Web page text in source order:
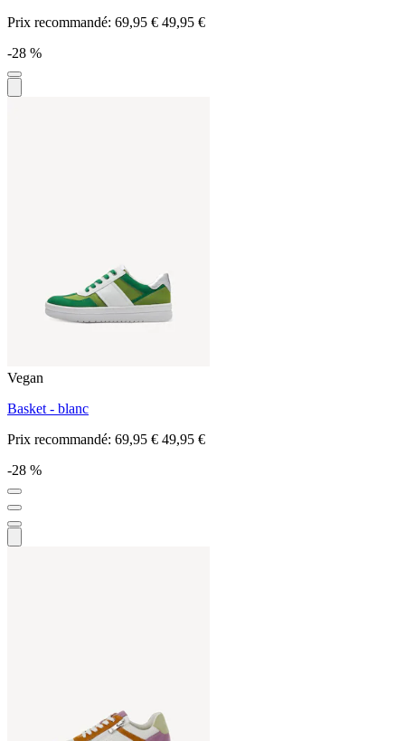
Prix recommandé: 69,95 € 49,95 €
-28 %
Vegan
Basket - blanc
Prix recommandé: 69,95 € 49,95 €
-28 %